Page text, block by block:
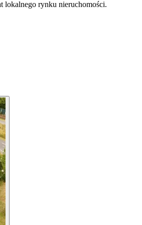
lokalnego rynku nieruchomości.